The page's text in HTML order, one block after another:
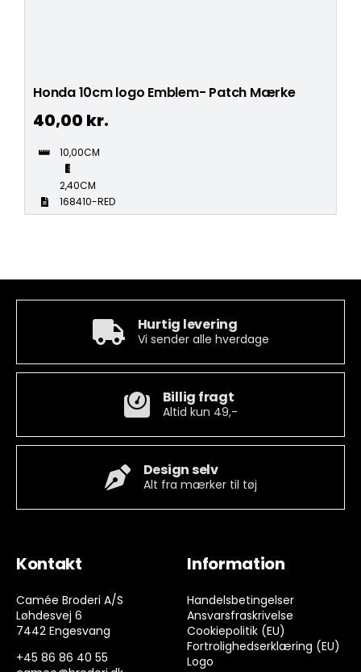
Honda 10cm logo Emblem- Patch Mærke
40,00 kr.
10,00CM
2,40CM
168410-RED
Hurtig levering
Vi sender alle hverdage
Billig fragt
Altid kun 49,-
Design selv
Alt fra mærker til tøj
Kontakt
Camée Broderi A/S
Løhdesvej 6
7442 Engesvang
+45 86 86 40 55
Information
Handelsbetingelser
Ansvarsfraskrivelse
Cookiepolitik (EU)
Fortrolighedserklæring (EU)
Logo